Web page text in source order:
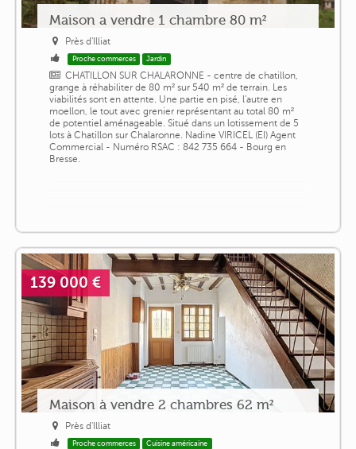
Maison a vendre 1 chambre 80 m²
Près d'Illiat
Proche commerces Jardin
CHATILLON SUR CHALARONNE - centre de chatillon,
grange à réhabiliter de 80 m² sur 540 m² de terrain. Les
viabilités sont en attente. Une partie en pisé, l'autre en
moellon, le tout avec grenier représentant au total 80 m²
de potentiel aménageable. Situé dans un lotissement de 5
lots à Chatillon sur Chalaronne. Nadine VIRICEL (EI) Agent
Commercial - Numéro RSAC : 842 735 664 - Bourg en
Bresse.
139 000 €
Maison à vendre 2 chambres 62 m²
Près d'Illiat
Proche commerces Cuisine américaine